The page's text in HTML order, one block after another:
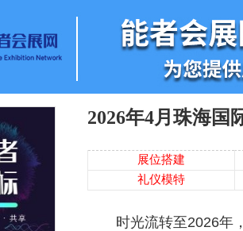
2026年4月珠海国
展位搭建
礼仪模特
时光流转至2026年，